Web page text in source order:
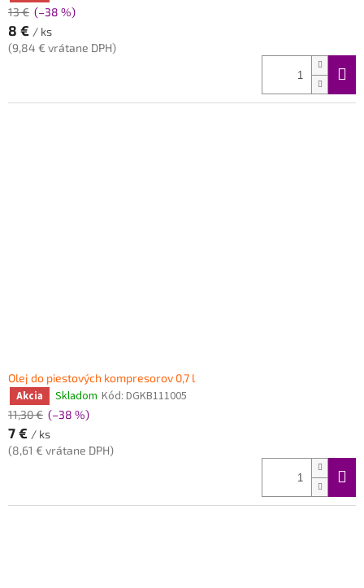
13 € (–38 %)
8 € / ks
(9,84 € vrátane DPH)
Olej do piestových kompresorov 0,7 l
Akcia Skladom Kód: DGKB111005
11,30 € (–38 %)
7 € / ks
(8,61 € vrátane DPH)